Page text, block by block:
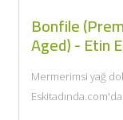
Bonfile
Aged) - Etin
Mermerimsi yağ
Eskitadında.com'da. Danalarımızın yoğun mermerimsi